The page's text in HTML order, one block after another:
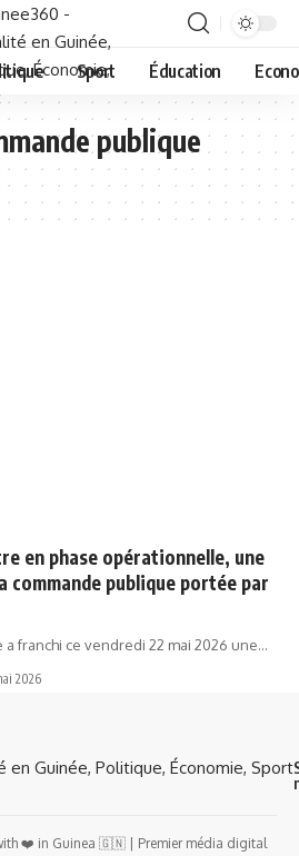
Sport Éducation
publique
en phase opérationnelle, une
commande publique portée par
franchi ce vendredi 22 mai 2026 une…
2026
❤️ in Guinea 🇬🇳 | Premier média digital